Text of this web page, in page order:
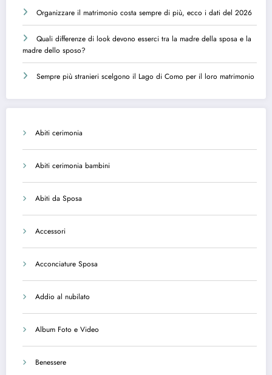
Organizzare il matrimonio costa sempre di più, ecco i dati del 2026
Quali differenze di look devono esserci tra la madre della sposa e la
madre dello sposo?
Sempre più stranieri scelgono il Lago di Como per il loro matrimonio
Abiti cerimonia
Abiti cerimonia bambini
Abiti da Sposa
Accessori
Acconciature Sposa
Addio al nubilato
Album Foto e Video
Benessere